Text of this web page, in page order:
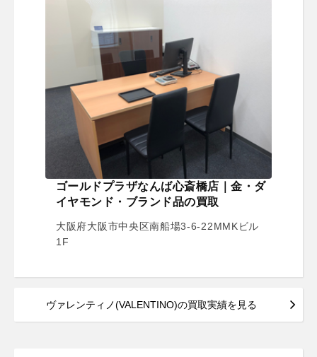
ゴールドプラザなんば心斎橋店｜金・ダ
イヤモンド・ブランド品の買取
大阪府大阪市中央区南船場3-6-22MMKビル
1F
ヴァレンティノ(VALENTINO)の買取実績を見る